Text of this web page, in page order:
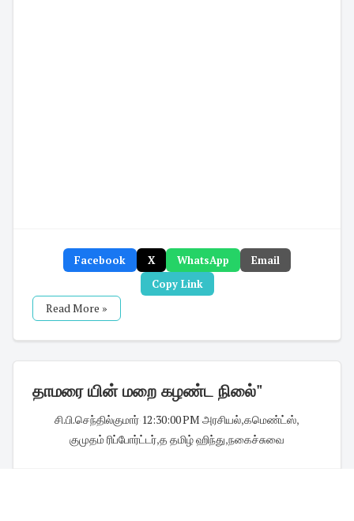
Facebook X WhatsApp
Email
Copy Link
Read More »
தாமரை யின் மறை கழண்ட நிலை்"
சி.பி.செந்தில்குமார் 12:30:00 PM அரசியல்,கமெண்ட்ஸ்,
குமுதம் ரிப்போர்ட்டர்,த தமிழ் ஹிந்து,நகைச்சுவை